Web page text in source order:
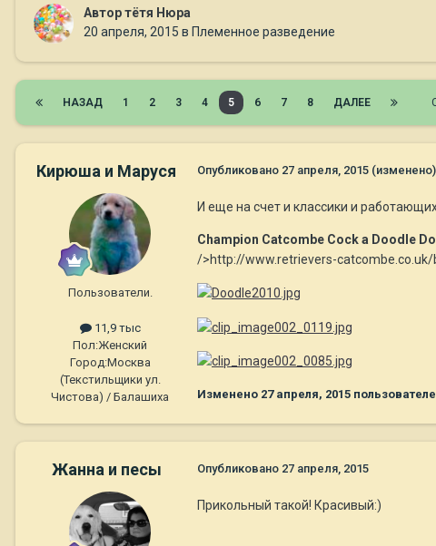
Автортётя Нюра
20 апреля, 2015 в Племенное разведение
НАЗАД 1 2 3 4 5 6 7 8 ДАЛЕЕ
Кирюша и Маруся
Пользователи.
11,9 тыс
Пол:Женский
Город:Москва
(Текстильщики ул.
Чистова) / Балашиха
Опубликовано 27 апреля, 2015 (изменено)
И еще на счет и классики и
Champion Catcombe Cock a Doodle
/>http://www.retrievers-
Изменено 27 апреля, 2015
Жанна и песы Опубликовано 27 апреля, 2015
Прикольный такой! Красивый:)